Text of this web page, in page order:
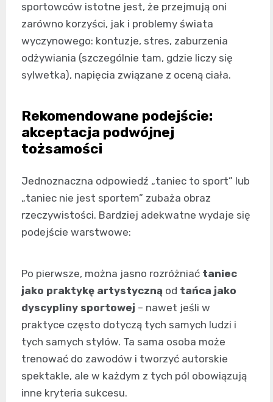
sportowców istotne jest, że przejmują oni
zarówno korzyści, jak i problemy świata
wyczynowego: kontuzje, stres, zaburzenia
odżywiania (szczególnie tam, gdzie liczy się
sylwetka), napięcia związane z oceną ciała.
Rekomendowane podejście:
akceptacja podwójnej
tożsamości
Jednoznaczna odpowiedź „taniec to sport” lub
„taniec nie jest sportem” zubaża obraz
rzeczywistości. Bardziej adekwatne wydaje się
podejście warstwowe:
Po pierwsze, można jasno rozróżniać taniec
jako praktykę artystyczną od tańca jako
dyscypliny sportowej – nawet jeśli w
praktyce często dotyczą tych samych ludzi i
tych samych stylów. Ta sama osoba może
trenować do zawodów i tworzyć autorskie
spektakle, ale w każdym z tych pól obowiązują
inne kryteria sukcesu.